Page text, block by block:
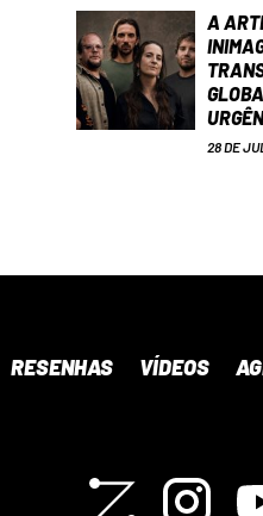
A
28 DE
RESENHAS VÍDEOS